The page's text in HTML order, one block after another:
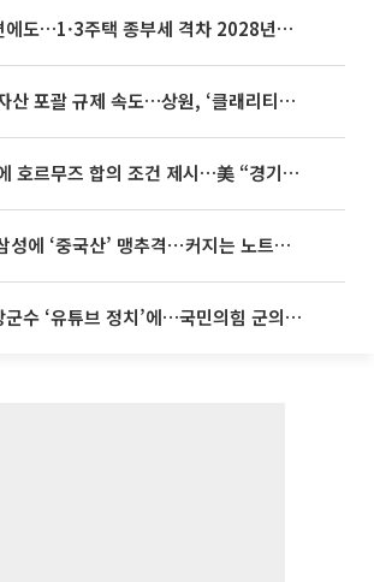
종부세 개편에도…1·3주택 종부세 격차 2028년부터 확대
미국, 가상자산 포괄 규제 속도…상원, ‘클래리티법’ 9월 절차투표 추진
이란, 미국에 호르무즈 합의 조건 제시…美 “경기 아직 안 끝나” [종합]
맥북 품은 삼성에 ‘중국산’ 맹추격⋯커지는 노트북 OLED 시장
우성빈 기장군수 ‘유튜브 정치’에…국민의힘 군의원들 집단 반발